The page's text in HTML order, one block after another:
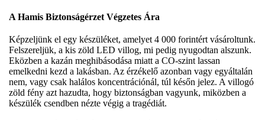
A Hamis Biztonságérzet Végzetes Ára
Képzeljünk el egy készüléket, amelyet 4 000 forintért vásároltunk.
Felszereljük, a kis zöld LED villog, mi pedig nyugodtan alszunk.
Eközben a kazán meghibásodása miatt a CO-szint lassan
emelkedni kezd a lakásban. Az érzékelő azonban vagy egyáltalán
nem, vagy csak halálos koncentrációnál, túl későn jelez. A villogó
zöld fény azt hazudta, hogy biztonságban vagyunk, miközben a
készülék csendben nézte végig a tragédiát.